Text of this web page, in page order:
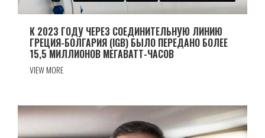
К 2023 ГОДУ ЧЕРЕЗ СОЕДИНИТЕЛЬНУЮ ЛИНИЮ
ГРЕЦИЯ-БОЛГАРИЯ (IGB) БЫЛО ПЕРЕДАНО БОЛЕЕ
15,5 МИЛЛИОНОВ МЕГАВАТТ-ЧАСОВ
VIEW MORE